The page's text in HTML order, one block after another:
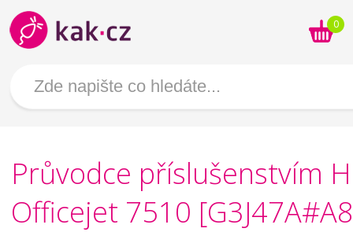
0
Průvodce příslušenstvím
Officejet 7510